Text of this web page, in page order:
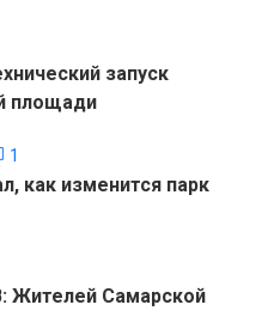
запуск
площади
1
как изменится парк
Жителей Самарской